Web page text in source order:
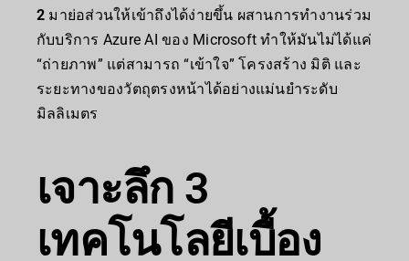
2 มาย่อส่วนให้เข้าถึงได้ง่ายขึ้น ผสานการทำงานร่วม
กับบริการ Azure AI ของ Microsoft ทำให้มันไม่ได้แค่
“ถ่ายภาพ” แต่สามารถ “เข้าใจ” โครงสร้าง มิติ และ
ระยะทางของวัตถุตรงหน้าได้อย่างแม่นยำระดับ
มิลลิเมตร
เจาะลึก 3
เทคโนโลยีเบื้อง